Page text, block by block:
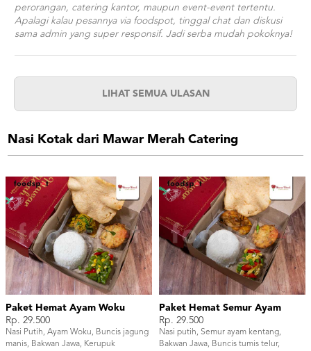
perorangan, catering kantor, maupun event-event tertentu.
Apalagi kalau pesannya via foodspot, tinggal chat dan diskusi
sama admin yang super responsif. Jadi serba mudah pokoknya!
LIHAT SEMUA ULASAN
Nasi Kotak dari Mawar Merah Catering
Paket Hemat Ayam Woku
Rp. 29.500
Nasi Putih, Ayam Woku, Buncis jagung
manis, Bakwan Jawa, Kerupuk
Paket Hemat Semur Ayam
Rp. 29.500
Nasi putih, Semur ayam kentang,
Bakwan Jawa, Buncis tumis telur,